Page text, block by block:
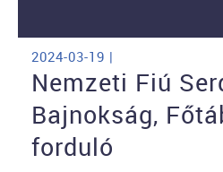
2024-03-19 |
Nemzeti Fiú
Bajnokság,
forduló